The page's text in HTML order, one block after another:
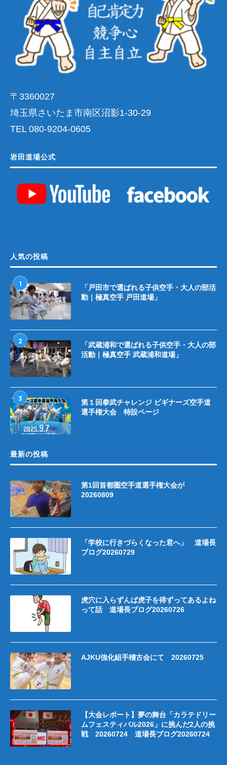
〒3360027
埼玉県さいたま市南区沼影1-30-29
TEL 080-9204-0605
岩田道場公式
人気の投稿
1
「戸田市で選ばれる子供空手・大人の部活
動｜極真空手 戸田道場」
2
「武蔵浦和で選ばれる子供空手・大人の部
活動｜極真空手 武蔵浦和道場」
3
第１回拳武チャレンジ ビギナーズ空手道
選手権大会 特設ページ
最新の投稿
第1回首都圏空手道選手権大会が
20260809
「学校に行きづらくなった君へ」 道場長
ブログ20260729
虎穴に入らずんば虎子を得ずってあるよね
って話 道場長ブログ20260726
AJKU強化組手稽古会にて 20260725
【大会レポート】夢の舞台「カラテドリー
ムフェスティバル2026」に挑んだ2人の挑
戦 20260724 道場長ブログ20260724